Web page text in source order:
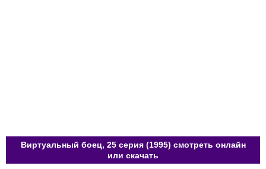
Виртуальный боец, 25 серия (1995) смотреть онлайн
или скачать